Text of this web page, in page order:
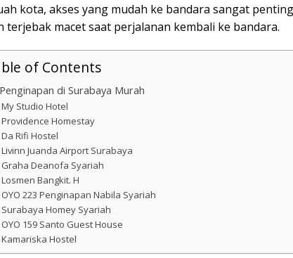
kota, akses yang mudah ke bandara sangat
terjebak macet saat perjalanan kembali ke bandara.
of Contents
di Surabaya Murah
My Studio Hotel
Providence Homestay
Da Rifi Hostel
Livinn Juanda Airport Surabaya
Graha Deanofa Syariah
Losmen Bangkit. H
OYO 223 Penginapan Nabila Syariah
Surabaya Homey Syariah
OYO 159 Santo Guest House
Kamariska Hostel